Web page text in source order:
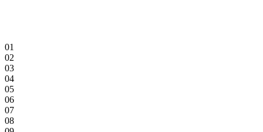
01
02
03
04
05
06
07
08